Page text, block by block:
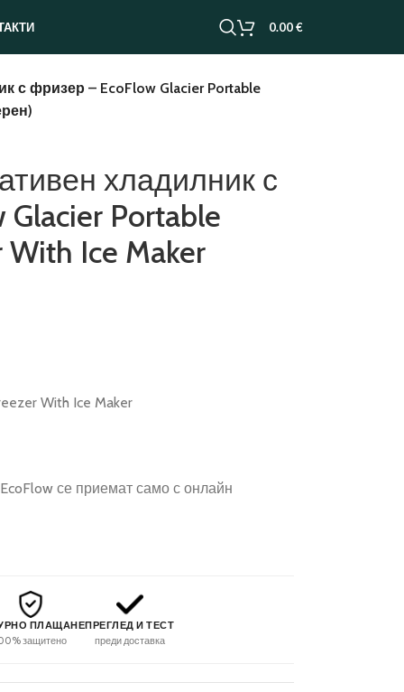
0.00€
с фризер – EcoFlow Glacier Portable
хладилник с
Portable
With Ice Maker
With Ice Maker
се приемат само с онлайн
ПЛАЩАНЕ
защитено
ПРЕГЛЕД И ТЕСТ
преди доставка